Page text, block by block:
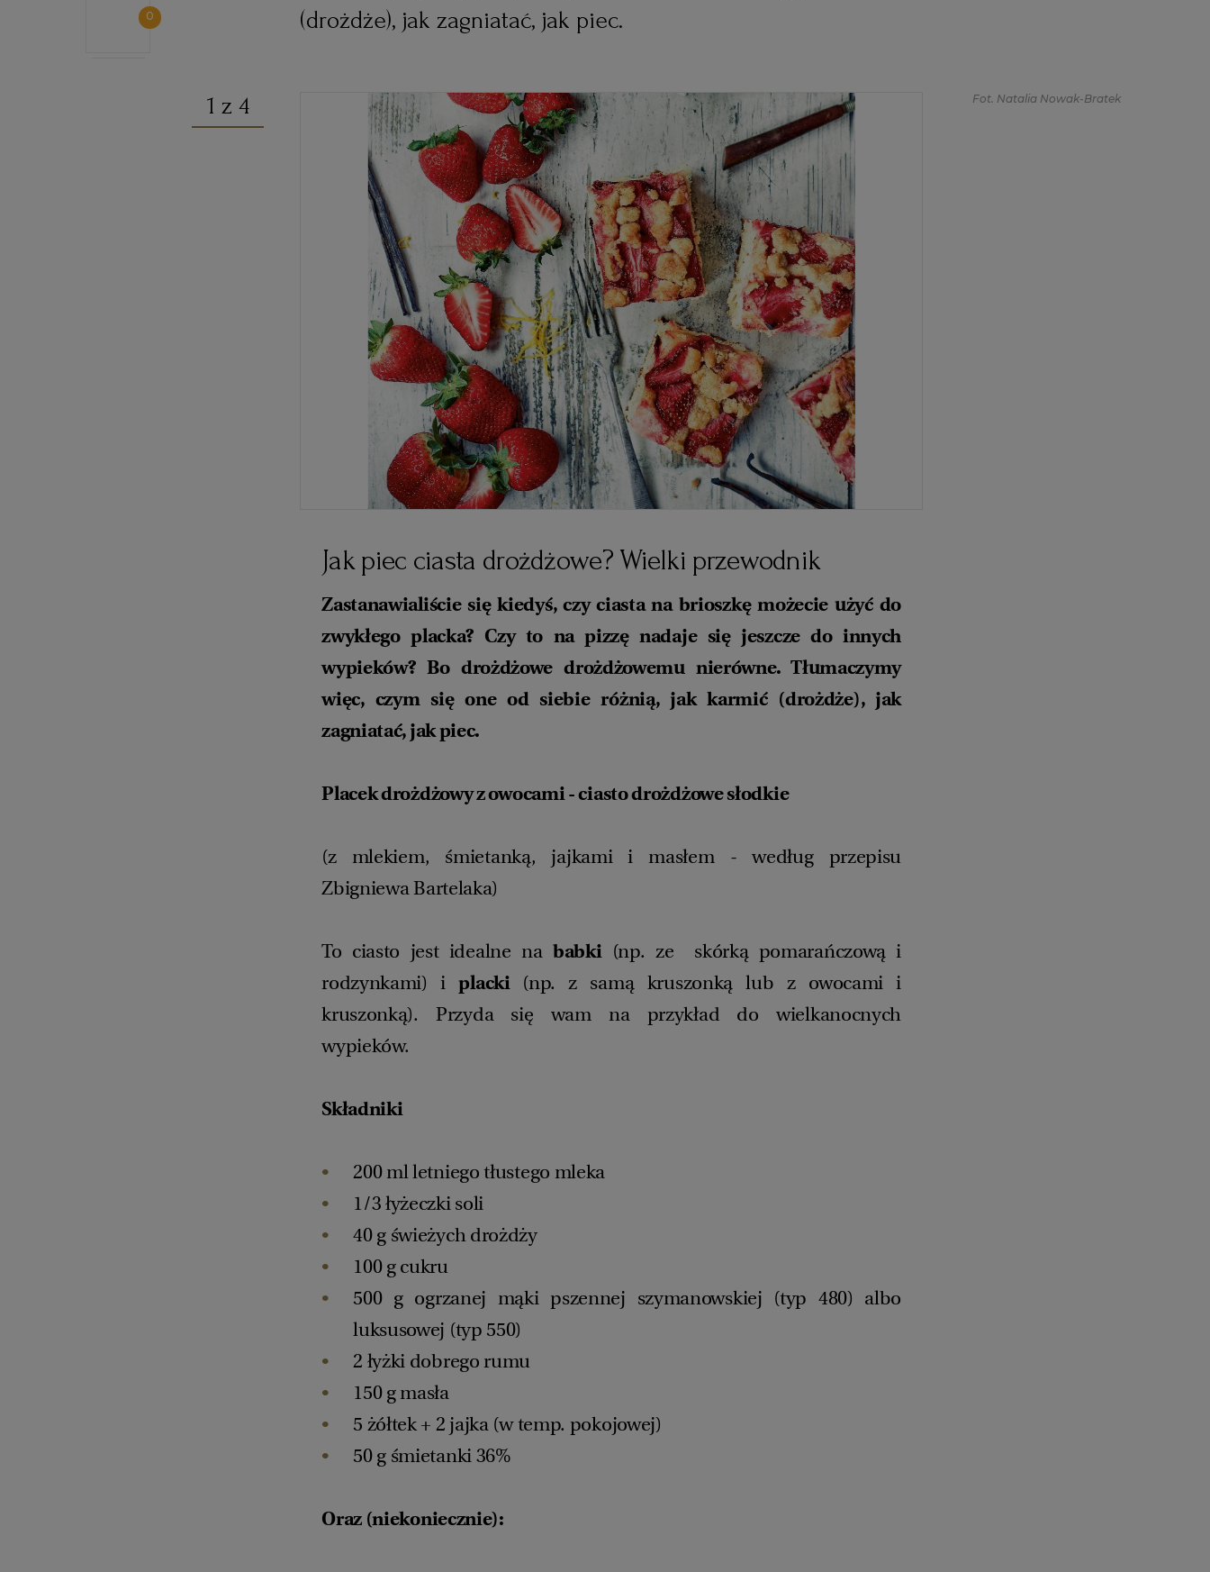
(drożdże), jak zagniatać, jak piec.
1 z 4 Fot. Natalia Nowak-Bratek
Jak piec ciasta drożdżowe? Wielki przewodnik
Zastanawialiście się kiedyś, czy ciasta na brioszkę możecie użyć do
zwykłego placka? Czy to na pizzę nadaje się jeszcze do innych
wypieków? Bo drożdżowe drożdżowemu nierówne. Tłumaczymy
więc, czym się one od siebie różnią, jak karmić (drożdże), jak
zagniatać, jak piec.
Placek drożdżowy z owocami - ciasto drożdżowe słodkie
(z mlekiem, śmietanką, jajkami i masłem - według przepisu
Zbigniewa Bartelaka)
To ciasto jest idealne na babki(np. ze skórką pomarańczową i
rodzynkami) iplacki (np. z samą kruszonką lub z owocami i
kruszonką). Przyda się wam na przykład do wielkanocnych
wypieków.
Składniki
200 ml letniego tłustego mleka
1/3 łyżeczki soli
40 g świeżych drożdży
100 g cukru
500 g ogrzanej mąki pszennej szymanowskiej (typ 480) albo
luksusowej (typ 550)
2 łyżki dobrego rumu
150 g masła
5 żółtek + 2 jajka (w temp. pokojowej)
50 g śmietanki 36%
Oraz (niekoniecznie):
0